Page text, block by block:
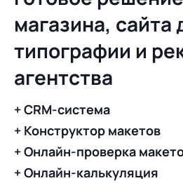
магазина, сайта
типографии и
агентства
+ CRM-система
+ Конструктор макетов
+ Онлайн-проверка
+ Онлайн-калькуляция